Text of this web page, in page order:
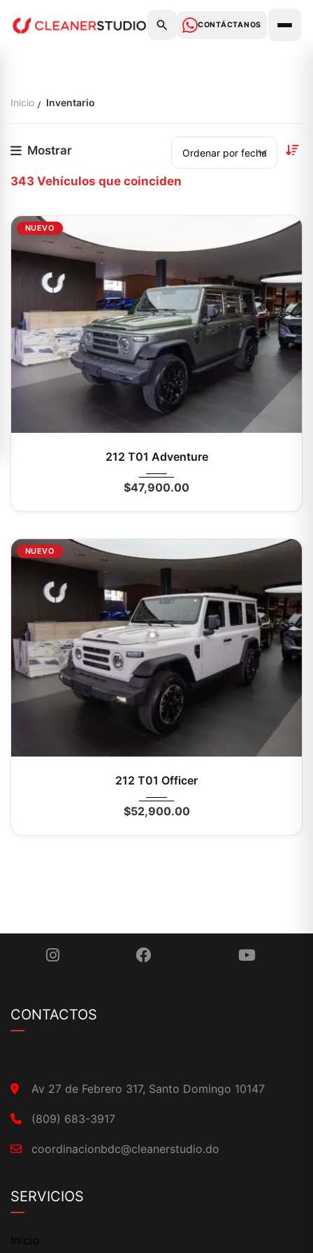
CONTÁCTANOS
Inicio Inventario
Mostrar
343 Vehículos que coinciden
NUEVO
212 T01 Adventure
$47,900.00
NUEVO
212 T01 Officer
$52,900.00
CONTACTOS
Av 27 de Febrero 317, Santo Domingo 10147
(809) 683-3917
coordinacionbdc@cleanerstudio.do
SERVICIOS
Inicio